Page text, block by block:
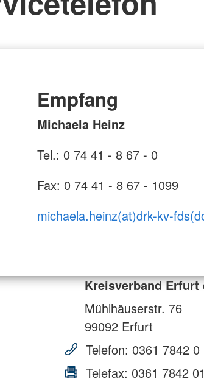
Empfang
Michaela Heinz
Tel.: 0 74 41 - 8 67 - 0
Fax: 0 74 41 - 8 67 - 1099
michaela.heinz(at)drk-kv-
Kreisverband Erfurt
Mühlhäuserstr. 76
99092 Erfurt
Telefon: 0361 7842 0
Telefax: 0361 7842